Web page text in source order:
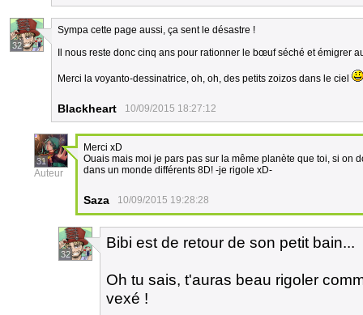
32
Sympa cette page aussi, ça sent le désastre !
Il nous reste donc cinq ans pour rationner le bœuf séché et émigrer
Merci la voyanto-dessinatrice, oh, oh, des petits zoizos dans le ciel
Blackheart 10/09/2015 18:27:12
31
Auteur
Merci xD
Ouais mais moi je pars pas sur la même planète que toi, si on
dans un monde différents 8D! -je rigole xD-
Saza 10/09/2015 19:28:28
32
Bibi est de retour de son petit bain...
Oh tu sais, t'auras beau rigoler
vexé !